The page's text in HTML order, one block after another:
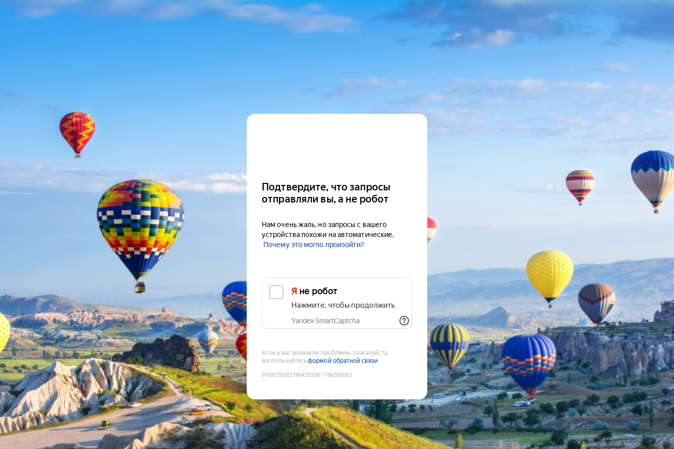
Подтвердите, что запросы
отправляли вы, а не робот
Нам очень жаль, но запросы с вашего
устройства похожи на автоматические.
Почему это могло произойти?
Я не робот
Нажмите, чтобы продолжить
Yandex SmartCaptcha
Если у вас возникли проблемы, пожалуйста,
воспользуйтесьформой обратной связи
9189729582790429339:1786205083